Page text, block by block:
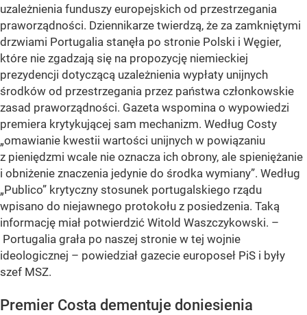
uzależnienia funduszy europejskich od przestrzegania
praworządności. Dziennikarze twierdzą, że za zamkniętymi
drzwiami Portugalia stanęła po stronie Polski i Węgier,
które nie zgadzają się na propozycję niemieckiej
prezydencji dotyczącą uzależnienia wypłaty unijnych
środków od przestrzegania przez państwa członkowskie
zasad praworządności. Gazeta wspomina o wypowiedzi
premiera krytykującej sam mechanizm. Według Costy
„omawianie kwestii wartości unijnych w powiązaniu
z pieniędzmi wcale nie oznacza ich obrony, ale spieniężanie
i obniżenie znaczenia jedynie do środka wymiany”. Według
„Publico” krytyczny stosunek portugalskiego rządu
wpisano do niejawnego protokołu z posiedzenia. Taką
informację miał potwierdzić Witold Waszczykowski. –
Portugalia grała po naszej stronie w tej wojnie
ideologicznej – powiedział gazecie europoseł PiS i były
szef MSZ.
Premier Costa dementuje doniesienia